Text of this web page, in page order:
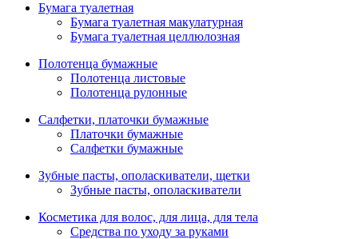
Бумага туалетная
Бумага туалетная макулатурная
Бумага туалетная целлюлозная
Полотенца бумажные
Полотенца листовые
Полотенца рулонные
Салфетки, платочки бумажные
Платочки бумажные
Салфетки бумажные
Зубные пасты, ополаскиватели, щетки
Зубные пасты, ополаскиватели
Косметика для волос, для лица, для тела
Средства по уходу за руками